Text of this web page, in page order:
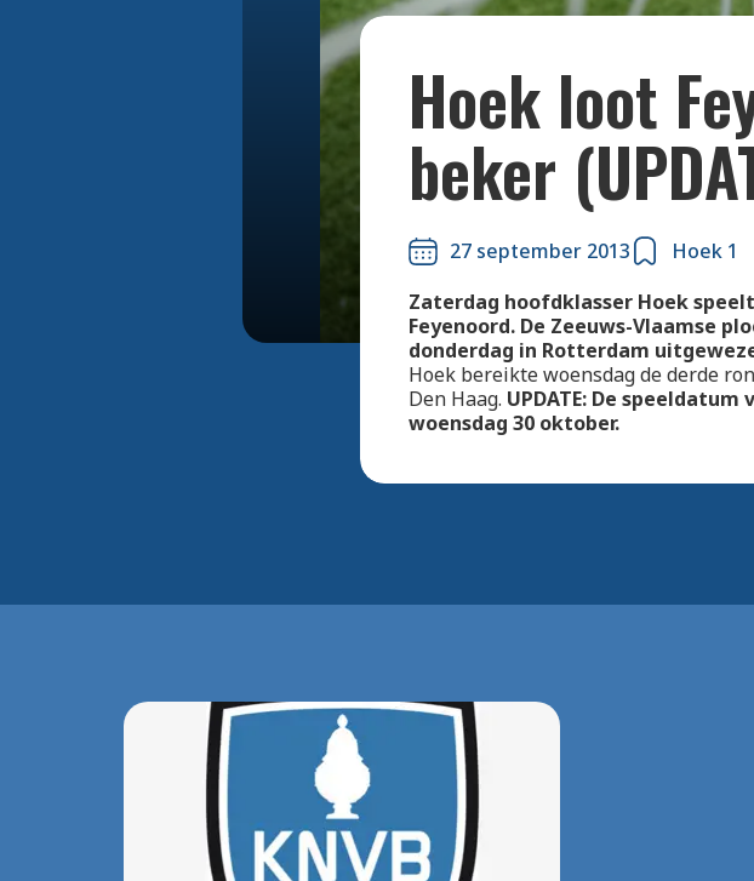
Hoek loot
beker
27 september 2013
Hoek 1
Zaterdag hoofdklasser Hoek
Feyenoord. De Zeeuws-Vlaamse
donderdag in Rotterdam
Hoek bereikte woensdag de derde
Den Haag. UPDATE: De
woensdag 30 oktober.